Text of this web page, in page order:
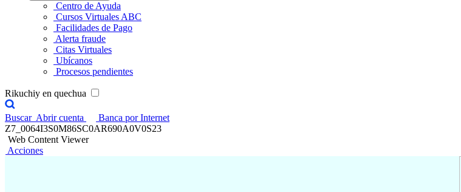
Centro de Ayuda
Cursos Virtuales ABC
Facilidades de Pago
Alerta fraude
Citas Virtuales
Ubícanos
Procesos pendientes
Rikuchiy en quechua
Buscar Abrir cuenta
Banca por Internet
Z7_0064I3S0M86SC0AR690A0V0S23
Web Content Viewer
Acciones